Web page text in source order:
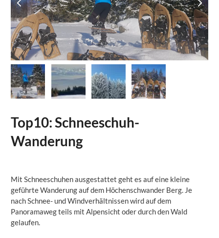
slide
slide
Top10: Schneeschuh-
Wanderung
Mit Schneeschuhen ausgestattet geht es auf eine kleine
geführte Wanderung auf dem Höchenschwander Berg. Je
nach Schnee- und Windverhältnissen wird auf dem
Panoramaweg teils mit Alpensicht oder durch den Wald
gelaufen.